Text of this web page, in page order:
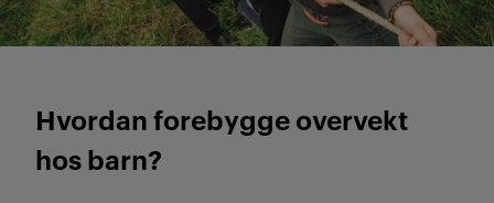
Hvordan forebygge overvekt
hos barn?